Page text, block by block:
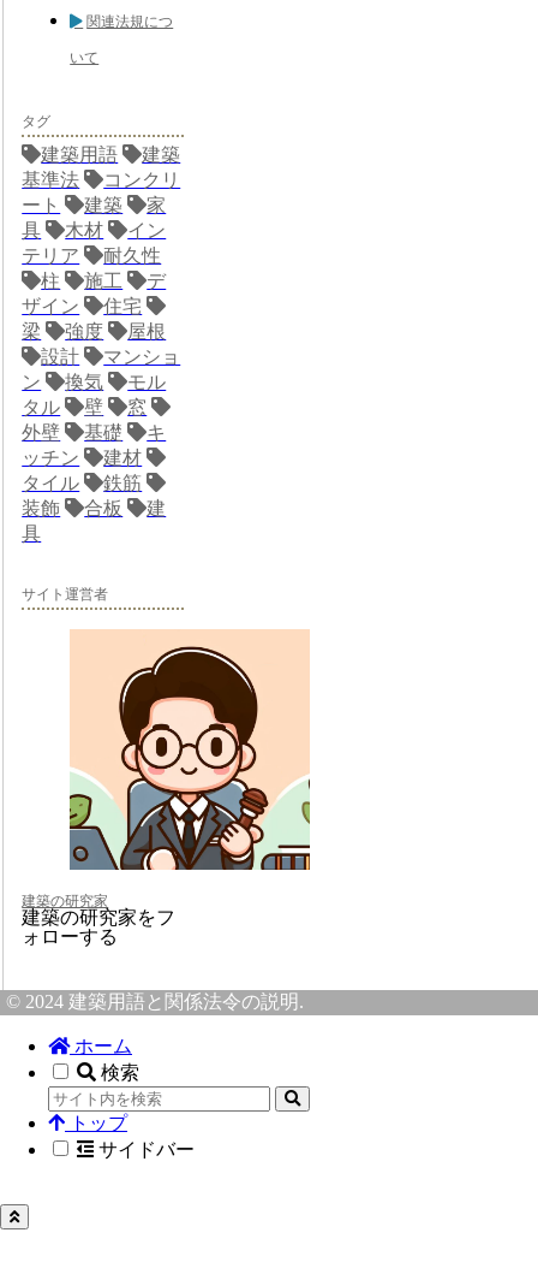
関連法規につ
いて
タグ
建築用語
建築
基準法
コンクリ
ート
建築
家
具
木材
イン
テリア
耐久性
柱
施工
デ
ザイン
住宅
梁
強度
屋根
設計
マンショ
ン
換気
モル
タル
壁
窓
外壁
基礎
キ
ッチン
建材
タイル
鉄筋
装飾
合板
建
具
サイト運営者
建築の研究家
建築の研究家をフ
ォローする
© 2024 建築用語と関係法令の説明.
ホーム
検索
トップ
サイドバー